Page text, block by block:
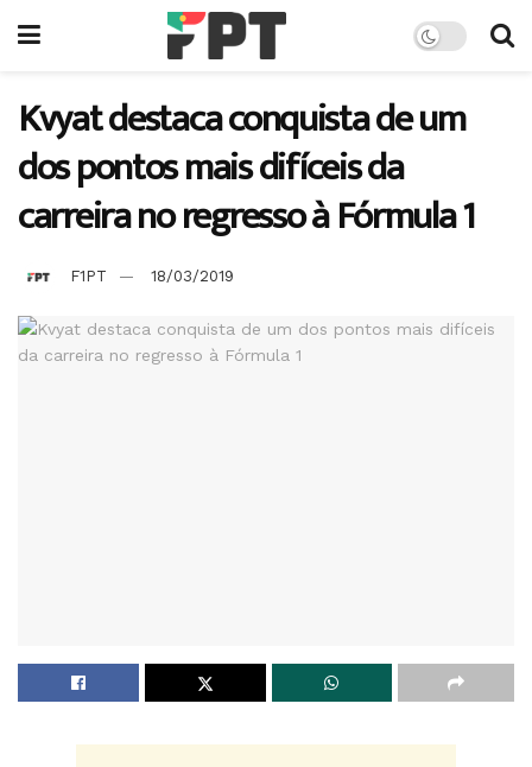
Kvyat destaca conquista de um
dos pontos mais difíceis da
carreira no regresso à Fórmula 1
F1PT 18/03/2019